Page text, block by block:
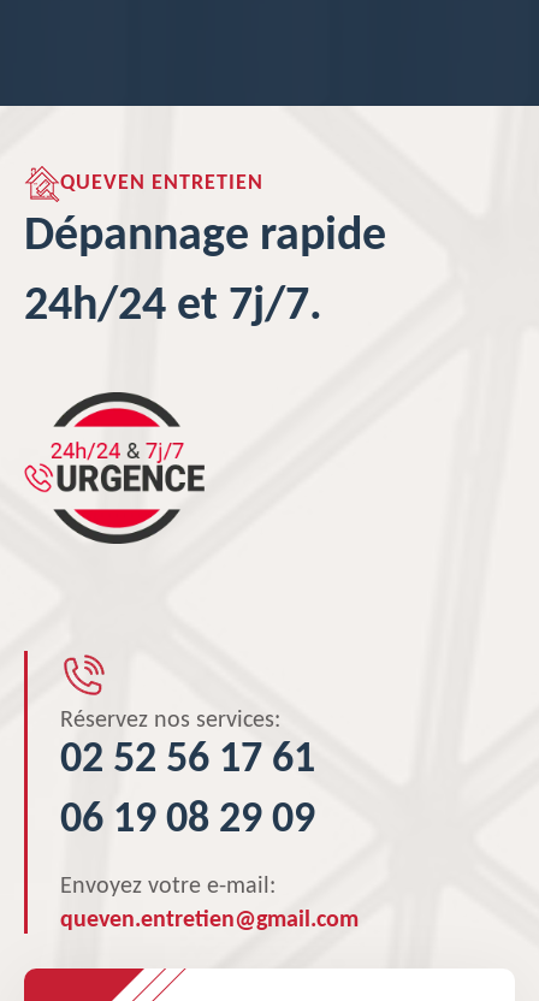
QUEVEN ENTRETIEN
Dépannage rapide
24h/24 et 7j/7.
Réservez nos services:
02 52 56 17 61
06 19 08 29 09
Envoyez votre e-mail:
queven.entretien@gmail.com